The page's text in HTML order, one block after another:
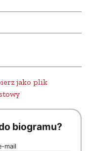
jako plik
biogramu?
mail